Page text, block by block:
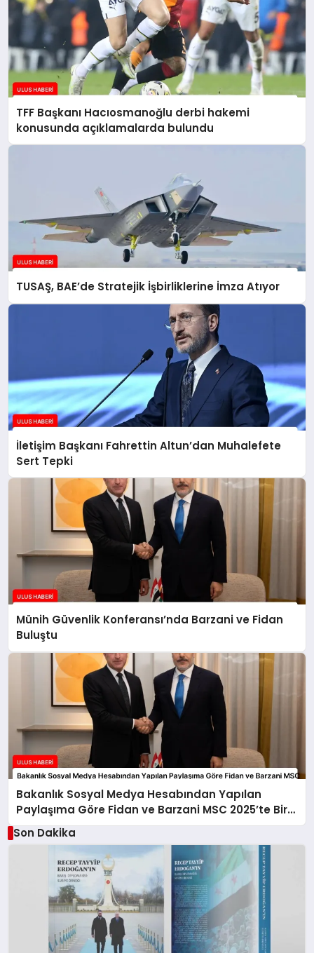
TFF Başkanı Hacıosmanoğlu derbi hakemi
konusunda açıklamalarda bulundu
TUSAŞ, BAE’de Stratejik İşbirliklerine İmza Atıyor
İletişim Başkanı Fahrettin Altun’dan Muhalefete
Sert Tepki
Münih Güvenlik Konferansı’nda Barzani ve Fidan
Buluştu
Bakanlık Sosyal Medya Hesabından Yapılan
Paylaşıma Göre Fidan ve Barzani MSC 2025’te Bir
Araya Geldi
Son Dakika